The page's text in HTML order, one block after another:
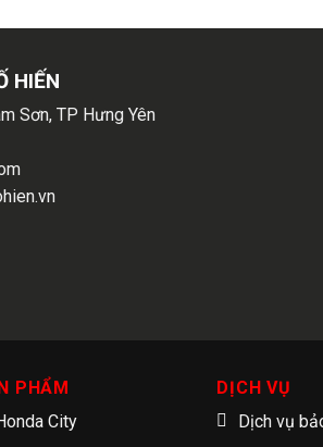
HIẾN
Sơn, TP Hưng Yên
PHẨM
City
DỊCH VỤ
Dịch vụ